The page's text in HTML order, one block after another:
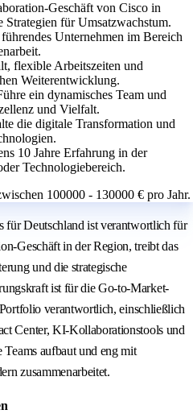
Geschäft von Cisco in
für Umsatzwachstum.
Unternehmen im Bereich
flexible Arbeitszeiten und
Weiterentwicklung.
ein dynamisches Team und
und Vielfalt.
die digitale Transformation und
10 Jahre Erfahrung in der
Technologiebereich.
100000 - 130000 € pro Jahr.
für Deutschland ist verantwortlich für
Geschäft in der Region, treibt das
und die strategische
ist für die Go-to-Market-
verantwortlich, einschließlich
Center, KI-Kollaborationstools und
Teams aufbaut und eng mit
zusammenarbeitet.